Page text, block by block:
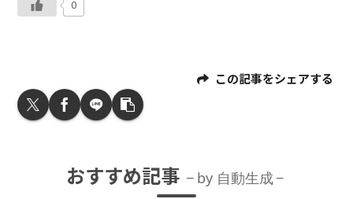
0
この記事をシェアする
おすすめ記事 by 自動生成